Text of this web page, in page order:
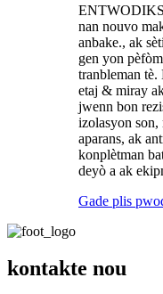
nan nouvo
anbake., ak
gen yon
tranbleman
etaj & miray
jwenn bon
izolasyon
aparans, ak
konplètman
deyò a ak
Gade plis
kontakte nou